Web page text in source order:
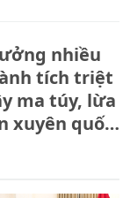
nhiều
tích triệt
ma túy, lừa
xuyên quốc